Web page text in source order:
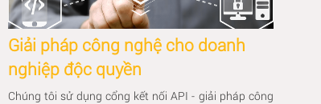
Giải pháp công nghệ cho doanh
nghiệp độc quyền
Chúng tôi sử dụng cổng kết nối API - giải pháp công